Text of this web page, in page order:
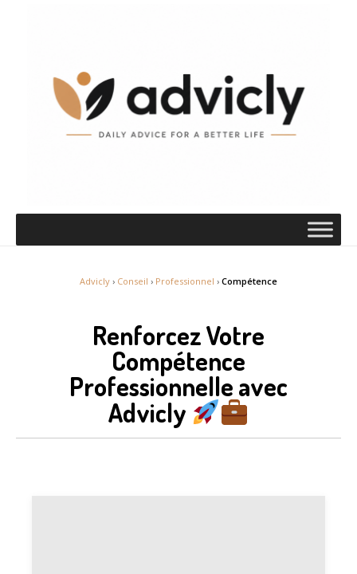
Advicly › Conseil › Professionnel › Compétence
Renforcez Votre
Compétence
Professionnelle avec
Advicly